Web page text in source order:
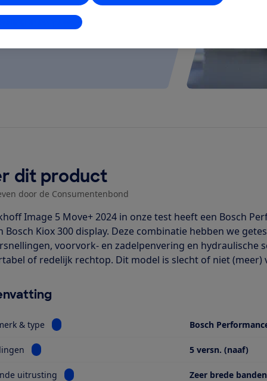
aanpassen
dit product
door de Consumentenbond
Image 5 Move+ 2024 in onze test heeft een Bosch
Bosch Kiox 300 display. Deze combinatie hebben we
voorvork- en zadelpenvering en hydraulische
of redelijk rechtop. Dit model is slecht of niet (meer)
& type Bekijk informatie voor Motor, merk & type
Bosch
Bekijk informatie voor Versnellingen 5 versn. (naaf)
uitrusting Bekijk informatie voor Opvallende uitrusting
Zeer brede